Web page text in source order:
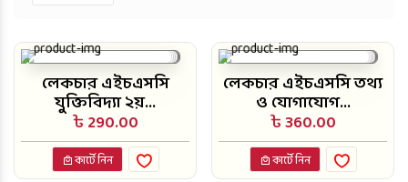
লেকচার এইচএসসি
যুক্তিবিদ্যা ২য়...
৳ 290.00
কার্টে নিন
লেকচার এইচএসসি তথ্য
ও যোগাযোগ...
৳ 360.00
কার্টে নিন